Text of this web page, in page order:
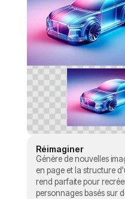
Réimaginer
Génère de nouvelles
en page et la structure
rend parfaite pour
personnages basés sur